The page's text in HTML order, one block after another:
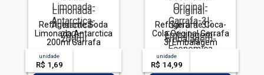
Refrigerante Soda
Limonada Antarctica
200ml Garrafa
unidade
R$ 1,69
Refrigerante Coca-
Cola Original Garrafa
3l Embalagem
Econômica
unidade
R$ 14,99